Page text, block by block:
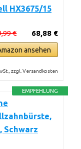
HX3675/15
68,88 €
€
ansehen
zzgl. Versandkosten
EMPFEHLUNG
Schwarz